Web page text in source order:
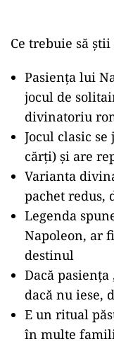
Ce trebuie să
Pasiența lui
jocul de
divinatoriu
Jocul clasic se
cărți) și are
Varianta
pachet redus,
Legenda
Napoleon, ar
destinul
Dacă
dacă nu iese,
E un ritual
în multe